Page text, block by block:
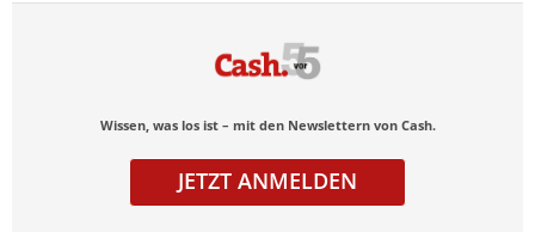
Wissen, was los ist – mit den Newslettern von Cash.
JETZT ANMELDEN